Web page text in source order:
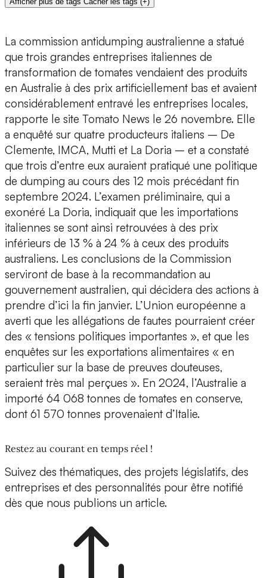
La commission antidumping australienne a statué
que trois grandes entreprises italiennes de
transformation de tomates vendaient des produits
en Australie à des prix artificiellement bas et avaient
considérablement entravé les entreprises locales,
rapporte le site Tomato News le 26 novembre. Elle
a enquêté sur quatre producteurs italiens – De
Clemente, IMCA, Mutti et La Doria – et a constaté
que trois d’entre eux auraient pratiqué une politique
de dumping au cours des 12 mois précédant fin
septembre 2024. L’examen préliminaire, qui a
exonéré La Doria, indiquait que les importations
italiennes se sont ainsi retrouvées à des prix
inférieurs de 13 % à 24 % à ceux des produits
australiens. Les conclusions de la Commission
serviront de base à la recommandation au
gouvernement australien, qui décidera des actions à
prendre d’ici la fin janvier. L’Union européenne a
averti que les allégations de fautes pourraient créer
des « tensions politiques importantes », et que les
enquêtes sur les exportations alimentaires « en
particulier sur la base de preuves douteuses,
seraient très mal perçues ». En 2024, l’Australie a
importé 64 068 tonnes de tomates en conserve,
dont 61 570 tonnes provenaient d’Italie.
Restez au courant en temps réel !
Suivez des thématiques, des projets législatifs, des
entreprises et des personnalités pour être notifié
dès que nous publions un article.